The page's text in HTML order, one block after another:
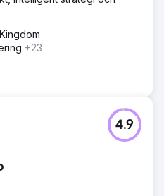
Ads. Dessutom
informativt innehåll riktat
för att
behov.
3 månader 45% ökning av
hälsa- och
avsevärt stärkte deras
+23
4.9